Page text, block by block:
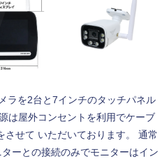
7インチのタッチパネル
は屋外コンセントを利用でケーブ
させて いただいております。 通常
ーとの接続のみでモニターはイン